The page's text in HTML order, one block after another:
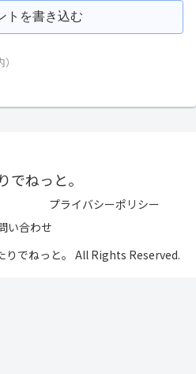
トを書き込む
プライバシーポリシー
い合わせ
でねっと。 All Rights Reserved.